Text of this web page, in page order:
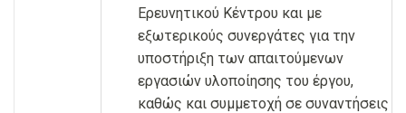
Ερευνητικού Κέντρου και με
εξωτερικούς συνεργάτες για την
υποστήριξη των απαιτούμενων
εργασιών υλοποίησης του έργου,
καθώς και συμμετοχή σε συναντήσεις